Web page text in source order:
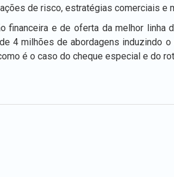
de risco, estratégias comerciais e
financeira e de oferta da melhor linha
4 milhões de abordagens induzindo
é o caso do cheque especial e do